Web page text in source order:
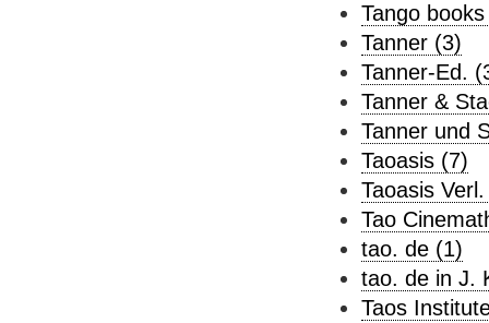
Tango
Tanner (3)
Tanner-Ed.
Tanner &
Tanner und
Taoasis (7)
Taoasis
Tao
tao. de (1)
tao. de in J.
Taos